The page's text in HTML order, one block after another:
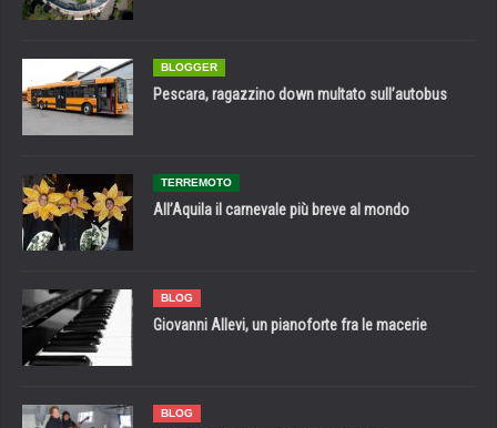
BLOGGER
Pescara, ragazzino down multato sull’autobus
TERREMOTO
All’Aquila il carnevale più breve al mondo
BLOG
Giovanni Allevi, un pianoforte fra le macerie
BLOG